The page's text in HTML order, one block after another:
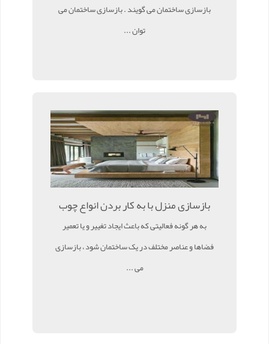
بازسازی ساختمان می گویند . بازسازی ساختمان می
توان ...
بازسازی منزل با به کار بردن انواع چوب
به هر گونه فعالیتی که باعث ایجاد تغییر و یا تعمیر
فضاها و عناصر مختلف در یک ساختمان شود ، بازسازی
می ...